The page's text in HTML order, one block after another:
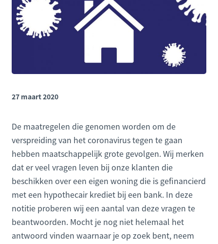
27 maart 2020
De maatregelen die genomen worden om de
verspreiding van het coronavirus tegen te gaan
hebben maatschappelijk grote gevolgen. Wij merken
dat er veel vragen leven bij onze klanten die
beschikken over een eigen woning die is gefinancierd
met een hypothecair krediet bij een bank. In deze
notitie proberen wij een aantal van deze vragen te
beantwoorden. Mocht je nog niet helemaal het
antwoord vinden waarnaar je op zoek bent, neem